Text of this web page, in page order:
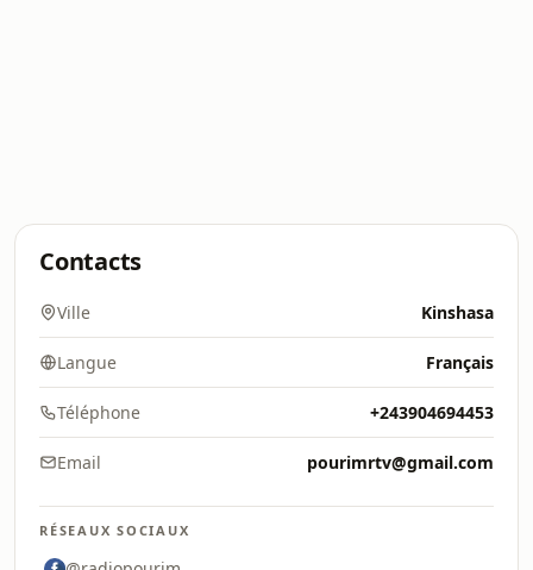
Contacts
Ville Kinshasa
Langue Français
Téléphone +243904694453
Email pourimrtv@gmail.com
RÉSEAUX SOCIAUX